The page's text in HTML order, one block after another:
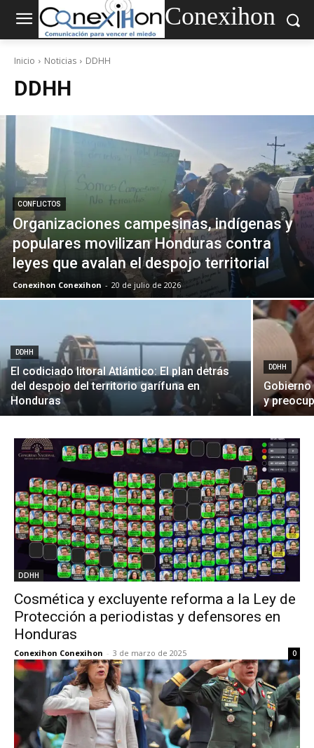
Conexihon
Inicio Noticias DDHH
DDHH
CONFLICTOS
Organizaciones campesinas, indígenas y
populares movilizan Honduras contra
leyes que avalan el despojo territorial
Conexihon Conexihon - 20 de julio de 2026
DDHH
El codiciado litoral Atlántico: El plan detrás
del despojo del territorio garífuna en
Honduras
DDHH
y
DDHH
Cosmética y excluyente reforma a la Ley de
Protección a periodistas y defensores en
Honduras
Conexihon Conexihon - 3 de marzo de 2025 0